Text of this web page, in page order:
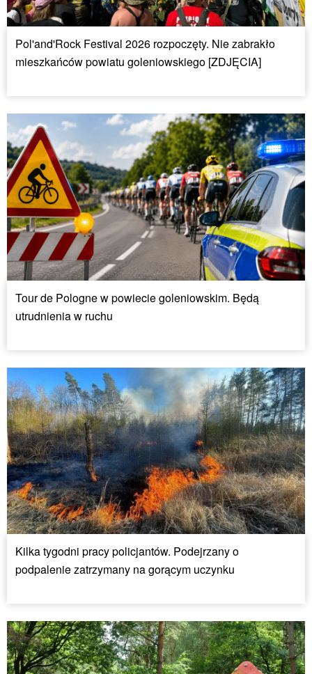
Pol'and'Rock Festival 2026 rozpoczęty. Nie zabrakło
mieszkańców powiatu goleniowskiego [ZDJĘCIA]
Tour de Pologne w powiecie goleniowskim. Będą
utrudnienia w ruchu
Kilka tygodni pracy policjantów. Podejrzany o
podpalenie zatrzymany na gorącym uczynku